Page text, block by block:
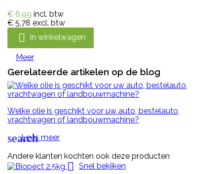
€ 6,99 incl. btw
€ 5,78 excl. btw
 In winkelwagen
Meer
Gerelateerde artikelen op de blog
Welke olie is geschikt voor uw auto, bestelauto,
vrachtwagen of landbouwmachine?
search
Lees meer
Andere klanten kochten ook deze producten

Snel bekijken